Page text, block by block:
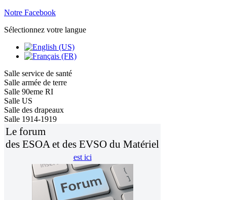
Notre Facebook
Sélectionnez votre langue
Salle service de santé
Salle armée de terre
Salle 90eme RI
Salle US
Salle des drapeaux
Salle 1914-1919
Le forum
des ESOA et des EVSO du Matériel
est ici